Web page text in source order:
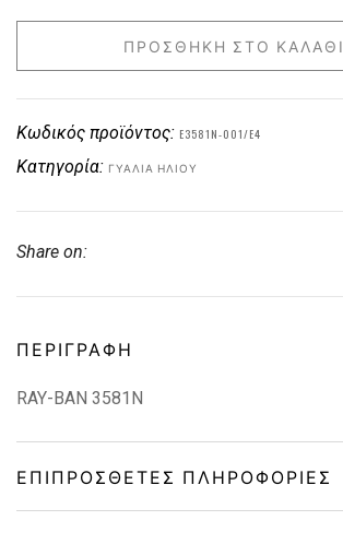
ΠΡΟΣΘΉΚΗ ΣΤΟ ΚΑΛΆΘΙ
Κωδικός προϊόντος: E3581N-001/E4
Κατηγορία: ΓΥΑΛΙΆ ΗΛΊΟΥ
Share on:
ΠΕΡΙΓΡΑΦΉ
RAY-BAN 3581N
ΕΠΙΠΡΌΣΘΕΤΕΣ ΠΛΗΡΟΦΟΡΊΕΣ